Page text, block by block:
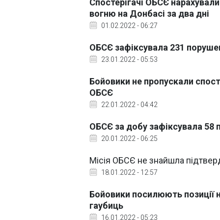
Спостерігачі ОБСЄ
вогню на Донбасі за два дні
01.02.2022 - 06:27
ОБСЄ зафіксувала 231
23.01.2022 - 05:53
Бойовики не пропускали
ОБСЄ
22.01.2022 - 04:42
ОБСЄ за добу зафіксувала
20.01.2022 - 06:25
Місія ОБСЄ не знайшла
18.01.2022 - 12:57
Бойовики посилюють позиції
гаубиць
16.01.2022 - 05:23